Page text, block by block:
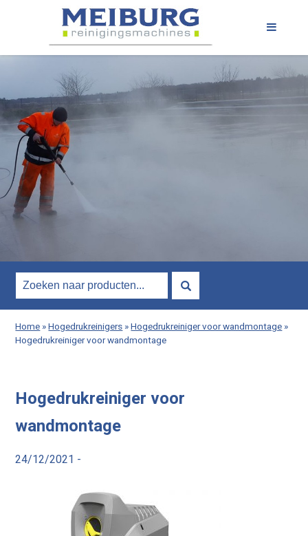
Home»Hogedrukreinigers»Hogedrukreiniger voor wandmontage»
Hogedrukreiniger voor wandmontage
Hogedrukreiniger voor
wandmontage
24/12/2021 -